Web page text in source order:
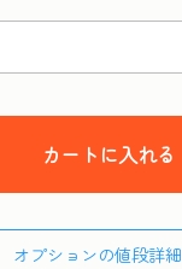
カートに入れる
オプションの値段詳細